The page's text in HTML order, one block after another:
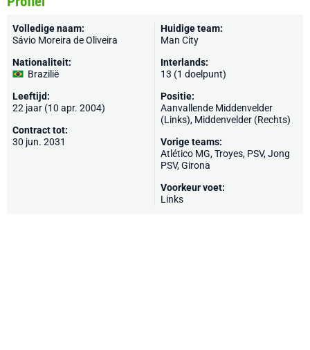
Volledige naam:
Sávio Moreira de Oliveira
Nationaliteit:
Brazilië
Leeftijd:
22 jaar (10 apr. 2004)
Contract tot:
30 jun. 2031
Huidige team:
Man City
Interlands:
13 (1 doelpunt)
Positie:
Aanvallende Middenvelder
(Links), Middenvelder (Rechts)
Vorige teams:
Atlético MG,Troyes, PSV,Jong
PSV,Girona
Voorkeur voet:
Links